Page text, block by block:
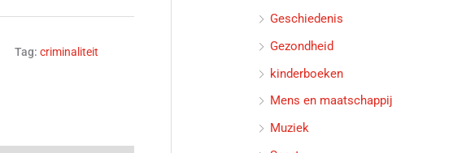
Tag:criminaliteit
Geschiedenis
Gezondheid
kinderboeken
Mens en maatschappij
Muziek